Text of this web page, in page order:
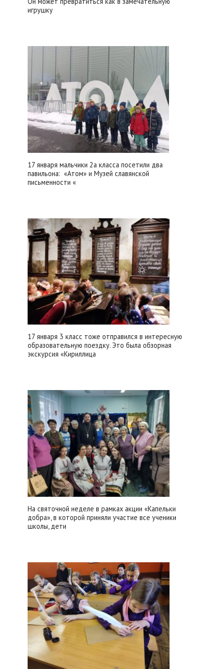
игрушку
17 января мальчики 2а класса посетили два
павильона: «Атом» и Музей славянской
письменности «
17 января 3 класс тоже отправился в интересную
образовательную поездку. Это была обзорная
экскурсия «Кириллица
На святочной неделе в рамках акции «Капельки
добра», в которой приняли участие все ученики
школы, дети